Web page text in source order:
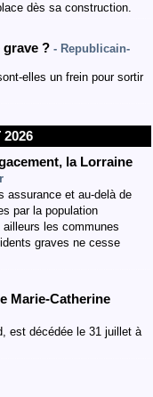
dès sa construction.
grave ? - Republicain-
elles un frein pour sortir
2026
la Lorraine
assurance et au-delà de
par la population
les communes
graves ne cesse
Marie-Catherine
est décédée le 31 juillet à